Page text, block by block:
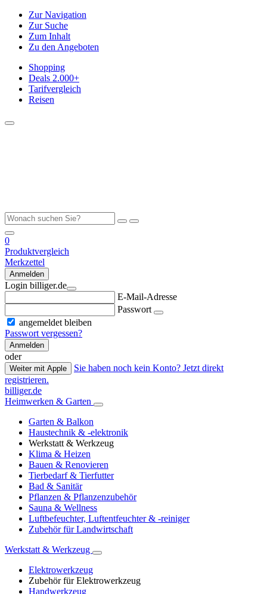
Zur Navigation
Zur Suche
Zum Inhalt
Zu den Angeboten
Shopping
Deals 2.000+
Tarifvergleich
Reisen
0
Produktvergleich
Merkzettel
Anmelden
Login billiger.de
E-Mail-Adresse
Passwort
angemeldet bleiben
Passwort vergessen?
Anmelden
oder
Weiter mit Apple
Sie haben noch kein Konto? Jetzt direkt
registrieren.
billiger.de
Heimwerken & Garten
Garten & Balkon
Haustechnik & -elektronik
Werkstatt & Werkzeug
Klima & Heizen
Bauen & Renovieren
Tierbedarf & Tierfutter
Bad & Sanitär
Pflanzen & Pflanzenzubehör
Sauna & Wellness
Luftbefeuchter, Luftentfeuchter & -reiniger
Zubehör für Landwirtschaft
Werkstatt & Werkzeug
Elektrowerkzeug
Zubehör für Elektrowerkzeug
Handwerkzeug